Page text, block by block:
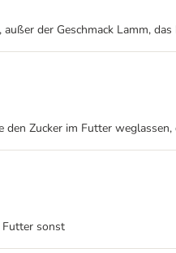
der Geschmack Lamm,
Zucker im Futter
Futter sonst